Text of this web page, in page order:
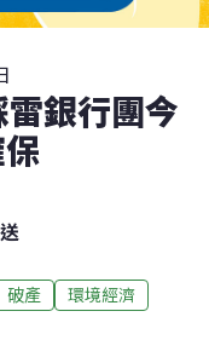
銀行團今
破產 環境經濟